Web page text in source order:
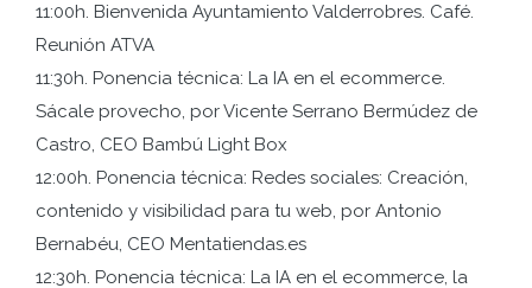
11:00h. Bienvenida Ayuntamiento Valderrobres. Café.
Reunión ATVA
11:30h. Ponencia técnica: La IA en el ecommerce.
Sácale provecho, por Vicente Serrano Bermúdez de
Castro, CEO Bambú Light Box
12:00h. Ponencia técnica: Redes sociales: Creación,
contenido y visibilidad para tu web, por Antonio
Bernabéu, CEO Mentatiendas.es
12:30h. Ponencia técnica: La IA en el ecommerce, la